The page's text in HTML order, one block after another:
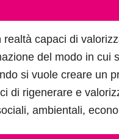
capaci di
del modo in cui
si vuole creare un
di rigenerare e
ambientali,